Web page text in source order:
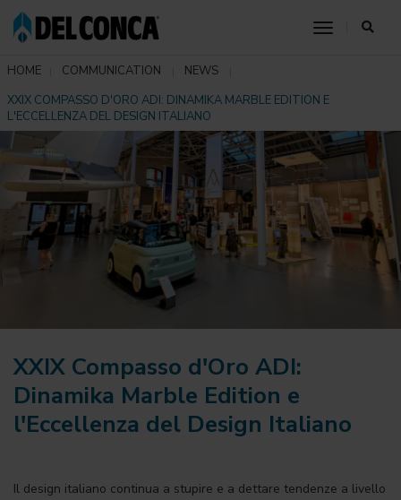
toggle
HOME COMMUNICATION
NEWS
XXIX COMPASSO D'ORO ADI: DINAMIKA MARBLE EDITION E
L'ECCELLENZA DEL DESIGN ITALIANO
XXIX Compasso d'Oro ADI:
Dinamika Marble Edition e
l'Eccellenza del Design Italiano
Il design italiano continua a stupire e a dettare tendenze a livello